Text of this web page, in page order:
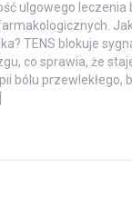
ulgowego leczenia
TENS blokuje
co sprawia, że
bólu przewlekłego,